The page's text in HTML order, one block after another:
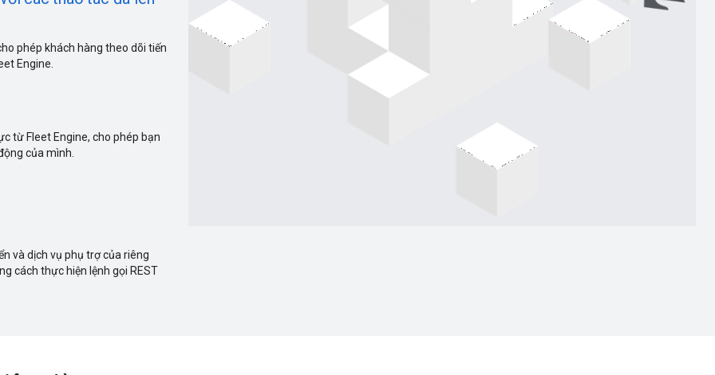
phép khách hàng theo dõi tiến
Engine.
từ Fleet Engine, cho phép bạn
của mình.
và dịch vụ phụ trợ của riêng
cách thực hiện lệnh gọi REST